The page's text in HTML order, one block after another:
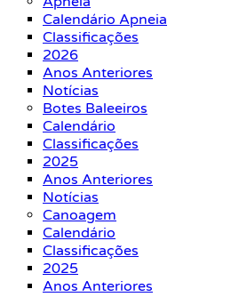
Calendário Apneia
Classificações
2026
Anos Anteriores
Notícias
Botes Baleeiros
Calendário
Classificações
2025
Anos Anteriores
Notícias
Canoagem
Calendário
Classificações
2025
Anos Anteriores